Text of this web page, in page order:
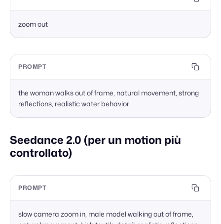
zoom out
PROMPT
the woman walks out of frame, natural movement, strong
reflections, realistic water behavior
Seedance 2.0 (per un motion più
controllato)
PROMPT
slow camera zoom in, male model walking out of frame,